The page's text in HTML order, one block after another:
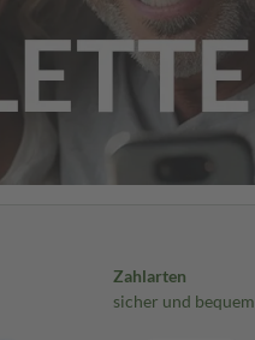
Zahlarten
sicher und bequem